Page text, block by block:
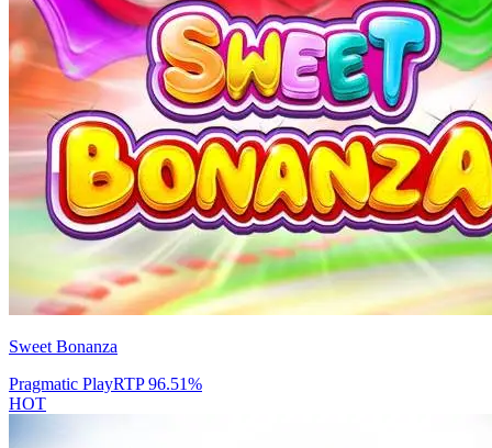
Sweet Bonanza
Pragmatic PlayRTP96.51%
HOT